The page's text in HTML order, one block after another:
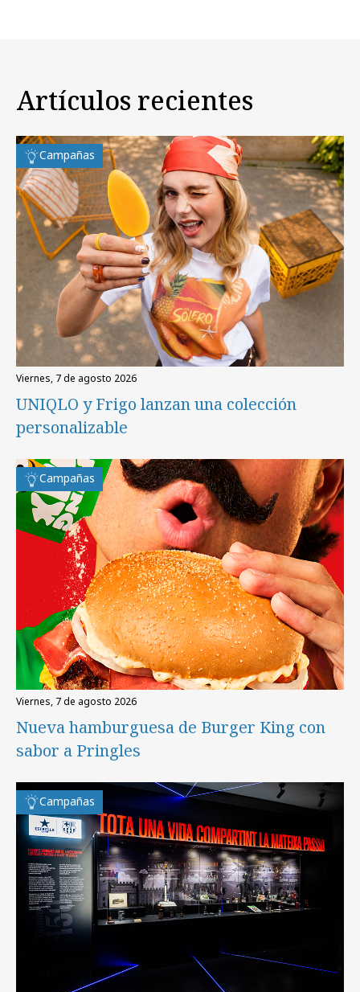
Artículos recientes
Campañas
viernes, 7 de agosto 2026
UNIQLO y Frigo lanzan una colección
personalizable
Campañas
viernes, 7 de agosto 2026
Nueva hamburguesa de Burger King con
sabor a Pringles
Campañas